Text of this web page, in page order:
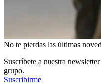
No te pierdas las últimas
Suscríbete a nuestra
grupo.
Suscribirme